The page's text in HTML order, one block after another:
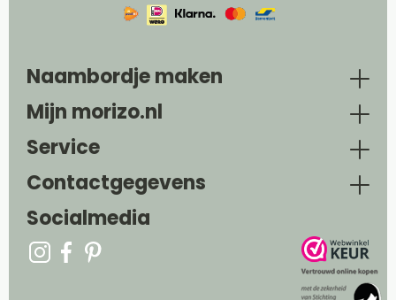
Naambordje maken
Mijn morizo.nl
Service
Contactgegevens
Socialmedia